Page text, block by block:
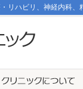
ハビリ、神経内科、